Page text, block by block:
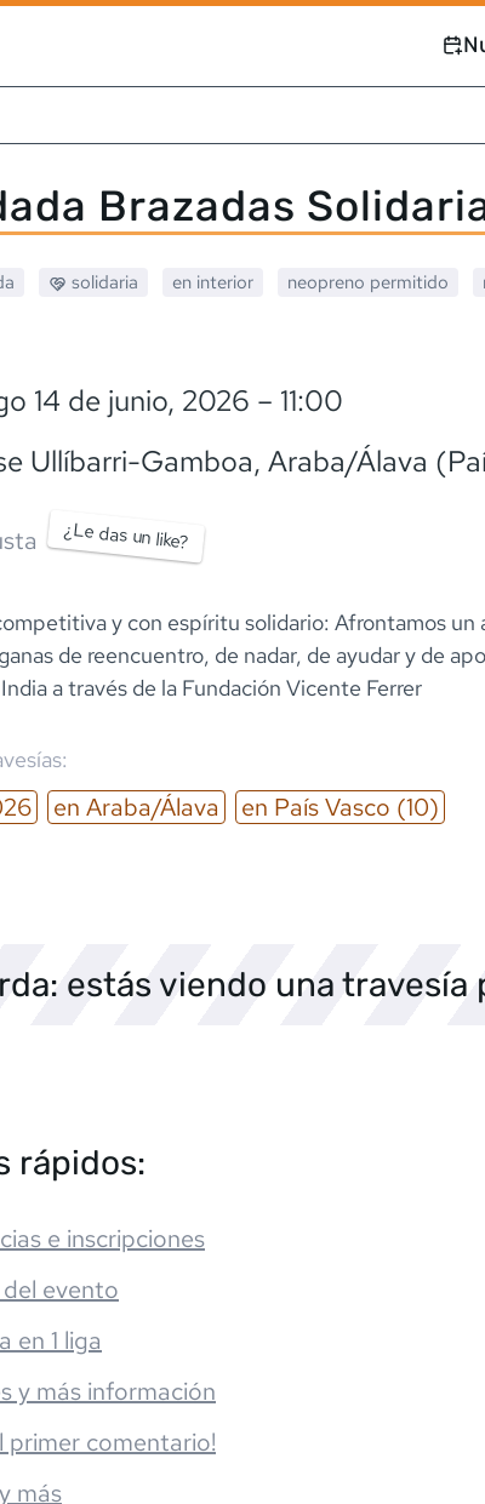
Brazadas
solidaria en interior neopreno permitido
14 de junio, 2026 – 11:00
Ullíbarri-Gamboa, Araba/Álava
¿Le das un like?
y con espíritu solidario: Afrontamos un
de reencuentro, de nadar, de ayudar y de
India a través de la Fundación Vicente Ferrer
en Araba/Álava en País Vasco (10)
estás viendo una travesía
rápidos:
e inscripciones
evento
en 1 liga
y más información
primer comentario!
más